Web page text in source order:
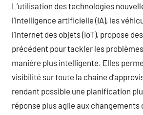
L’utilisation des technologies
l’intelligence artificielle (IA), les
l’Internet des objets (IoT), propose
précédent pour tackler les
manière plus intelligente. Elles
visibilité sur toute la chaîne
rendant possible une planification
réponse plus agile aux changements